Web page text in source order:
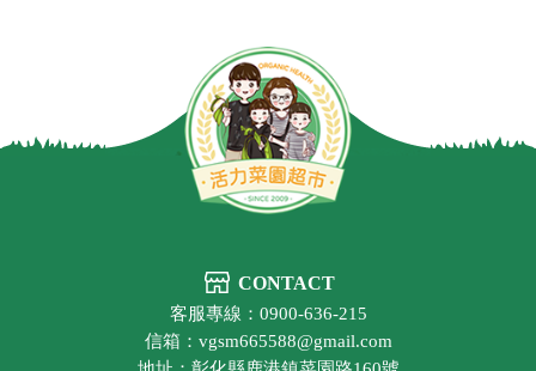
CONTACT
客服專線：0900-636-215
信箱：vgsm665588@gmail.com